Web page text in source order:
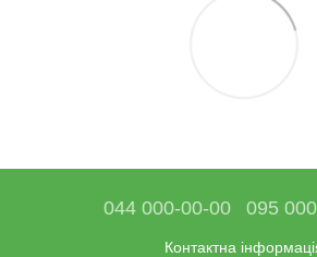
044 000-00-00 095
Контактна